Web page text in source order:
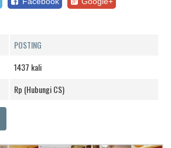
POSTING
1437 kali
Rp (Hubungi CS)